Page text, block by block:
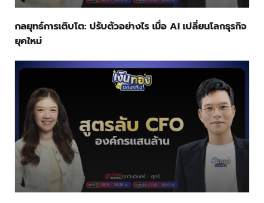
กลยุทธ์การเติบโต: ปรับตัวอย่างไร เมื่อ AI เปลี่ยนโลกธุรกิจ
ยุคใหม่